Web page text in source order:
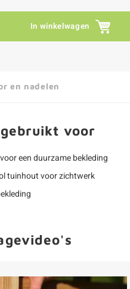
In winkelwagen
en nadelen
voor
een duurzame bekleding
tuinhout voor zichtwerk